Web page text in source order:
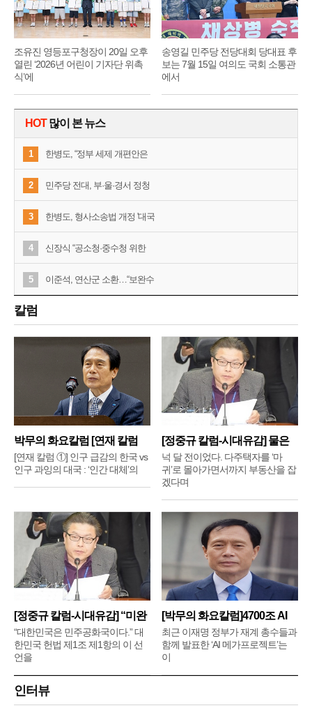
조유진 영등포구청장이 20일 오후
열린 ‘2026년 어린이 기자단 위촉
식’에
송영길 민주당 전당대회 당대표 후
보는 7월 15일 여의도 국회 소통관
에서
HOT많이 본 뉴스
1 한병도, “정부 세제 개편안은
2 민주당 전대, 부·울·경서 정청
3 한병도, 형사소송법 개정 '대국
4 신장식 “공소청·중수청 위한
5 이준석, 연산군 소환…“보완수
칼럼
박무의 화요칼럼 [연재 칼럼
①]
[연재 칼럼 ①] 인구 급감의 한국 vs
인구 과잉의 대국 : ‘인간 대체’의
[정중규 칼럼-시대유감] 물은
배
넉 달 전이었다. 다주택자를 ‘마
귀’로 몰아가면서까지 부동산을 잡
겠다며
[정중규 칼럼-시대유감] “미완
“대한민국은 민주공화국이다.” 대
한민국 헌법 제1조 제1항의 이 선
언을
[박무의 화요칼럼]4700조 AI
메
최근 이재명 정부가 재계 총수들과
함께 발표한 ‘AI 메가프로젝트’는
이
인터뷰